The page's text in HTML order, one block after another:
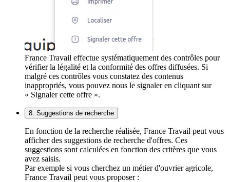
France Travail effectue systématiquement des contrôles pour
vérifier la légalité et la conformité des offres diffusées. Si
malgré ces contrôles vous constatez des contenus
inappropriés, vous pouvez nous le signaler en cliquant sur
« Signaler cette offre ».
8. Suggestions de recherche
En fonction de la recherche réalisée, France Travail peut vous
afficher des suggestions de recherche d'offres. Ces
suggestions sont calculées en fonction des critères que vous
avez saisis.
Par exemple si vous cherchez un métier d'ouvrier agricole,
France Travail peut vous proposer :